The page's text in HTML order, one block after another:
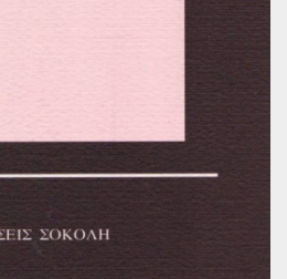
Ημερολόγια